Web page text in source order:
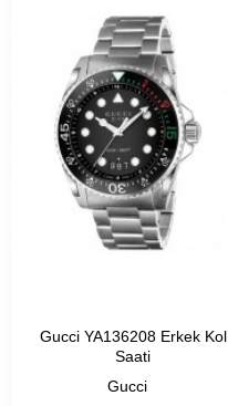
Gucci
Gucci YA136208 Erkek Kol
Saati